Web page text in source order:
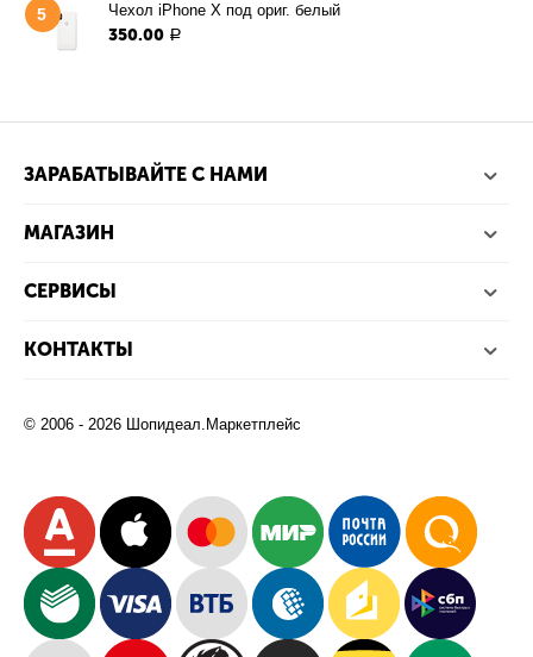
5 Чехол iPhone X под ориг. белый
350.00 Р
ЗАРАБАТЫВАЙТЕ С НАМИ
МАГАЗИН
СЕРВИСЫ
КОНТАКТЫ
© 2006 - 2026 Шопидеал.Маркетплейс